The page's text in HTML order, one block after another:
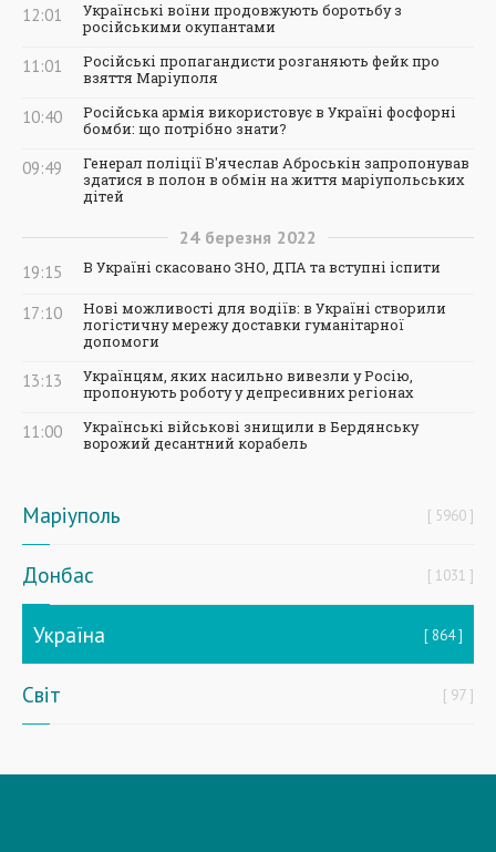
12:01
Українські воїни продовжують боротьбу з
російськими окупантами
11:01
Російські пропагандисти розганяють фейк про
взяття Маріуполя
10:40
Російська армія використовує в Україні фосфорні
бомби: що потрібно знати?
09:49
Генерал поліції В'ячеслав Аброськін запропонував
здатися в полон в обмін на життя маріупольських
дітей
24 березня 2022
19:15 В Україні скасовано ЗНО, ДПА та вступні іспити
17:10
Нові можливості для водіїв: в Україні створили
логістичну мережу доставки гуманітарної
допомоги
13:13
Українцям, яких насильно вивезли у Росію,
пропонують роботу у депресивних регіонах
11:00
Українські військові знищили в Бердянську
ворожий десантний корабель
Маріуполь 5960
Донбас 1031
Україна 864
Світ 97